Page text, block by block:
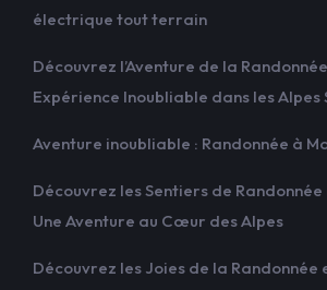
électrique tout terrain
Découvrez l’Aventure de la
Expérience Inoubliable dans les Alpes
Aventure inoubliable : Randonnée à
Découvrez les Sentiers de
Une Aventure au Cœur des Alpes
Découvrez les Joies de la Randonnée